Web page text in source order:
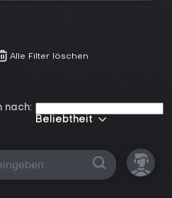
Alle Filter löschen
nach:
Beliebtheit